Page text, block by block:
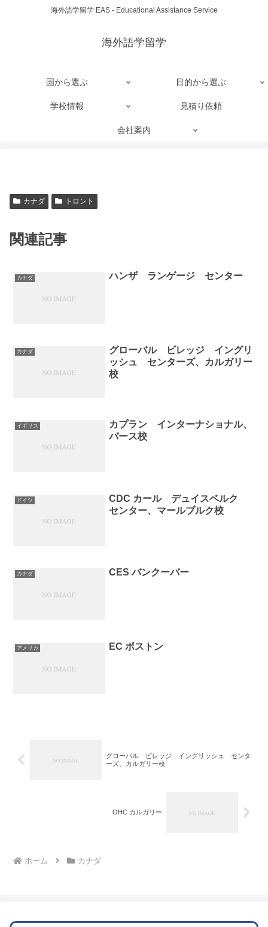
海外語学留学 EAS - Educational Assistance Service
海外語学留学
国から選ぶ 目的から選ぶ
学校情報 見積り依頼
会社案内
カナダ トロント
関連記事
カナダ ハンザ ランゲージ センター
カナダ
グローバル ビレッジ イングリ
ッシュ センターズ、カルガリー
校
イギリス
カプラン インターナショナル、
バース校
ドイツ
CDC カール デュイスベルク
センター、マールブルク校
カナダ CES バンクーバー
アメリカ EC ボストン
グローバル ビレッジ イングリッシュ センタ
ーズ、カルガリー校
OHC カルガリー
ホーム カナダ